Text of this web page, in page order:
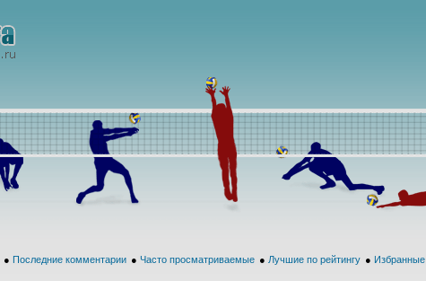
● Последние комментарии ● Часто просматриваемые ● Лучшие по рейтингу ● Избранные